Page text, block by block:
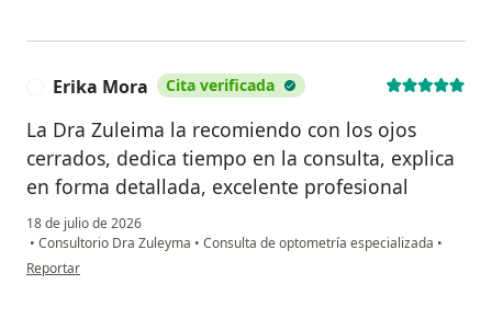
Erika Mora Cita verificada
La Dra Zuleima la recomiendo con los ojos
cerrados, dedica tiempo en la consulta, explica
en forma detallada, excelente profesional
18 de julio de 2026
• Consultorio Dra Zuleyma • Consulta de optometría especializada •
en opinión del usuario Erika Mora
Reportar